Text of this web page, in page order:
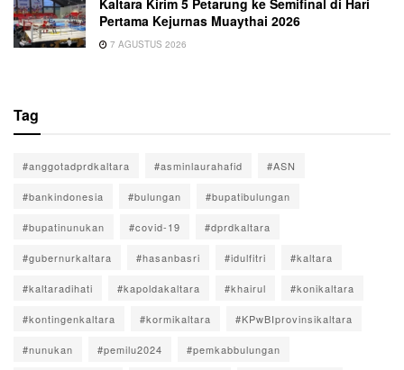
Kaltara Kirim 5 Petarung ke Semifinal di Hari
Pertama Kejurnas Muaythai 2026
7 AGUSTUS 2026
Tag
#anggotadprdkaltara #asminlaurahafid #ASN
#bankindonesia #bulungan #bupatibulungan
#bupatinunukan #covid-19 #dprdkaltara
#gubernurkaltara #hasanbasri #idulfitri #kaltara
#kaltaradihati #kapoldakaltara #khairul #konikaltara
#kontingenkaltara #kormikaltara #KPwBIprovinsikaltara
#nunukan #pemilu2024 #pemkabbulungan